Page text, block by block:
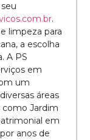
.
limpeza para
a escolha
A PS
em
um
áreas
como Jardim
em
anos de